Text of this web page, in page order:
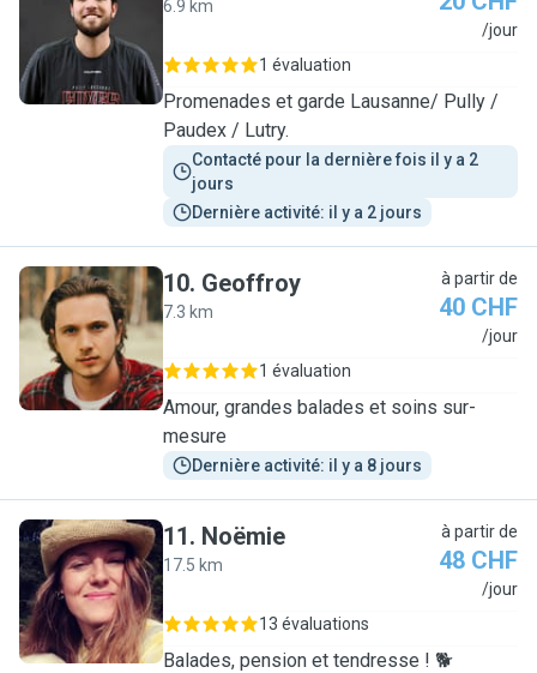
A
6.9 km
/jour
1 évaluation
Promenades et garde Lausanne/ Pully /
Paudex / Lutry.
Contacté pour la dernière fois il y a 2
jours
Dernière activité: il y a 2 jours
G
10. Geoffroy
7.3 km
à partir de
40 CHF
/jour
1 évaluation
Amour, grandes balades et soins sur-
mesure
Dernière activité: il y a 8 jours
N
11. Noëmie
17.5 km
à partir de
48 CHF
/jour
13 évaluations
Balades, pension et tendresse ! 🐕